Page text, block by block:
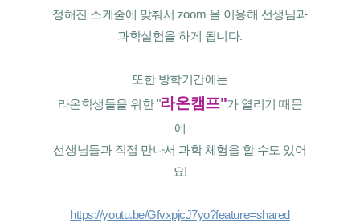
정해진 스케줄에 맞춰서 zoom 을 이용해 선생님과
과학실험을 하게 됩니다.
또한 방학기간에는
라온학생들을 위한 "라온캠프"가 열리기 때문
에
선생님들과 직접 만나서 과학 체험을 할 수도 있어
요!
https://youtu.be/GfvxpjcJ7yo?feature=shared